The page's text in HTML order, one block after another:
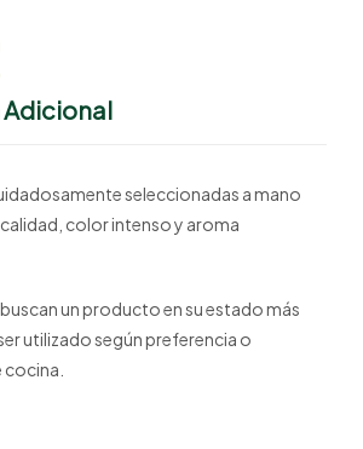
seleccionadas a mano
color intenso y aroma
un producto en su estado más
utilizado según preferencia o